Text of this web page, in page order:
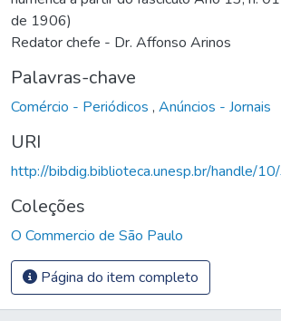
de 1906)
Redator chefe - Dr. Affonso Arinos
Palavras-chave
Comércio - Periódicos , Anúncios - Jornais
URI
http://bibdig.biblioteca.unesp.br/handle/
Coleções
O Commercio de São Paulo
Página do item completo